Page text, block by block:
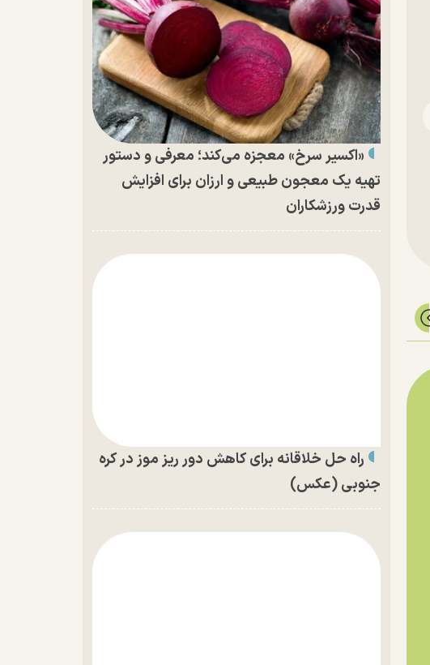
«اکسیر سرخ» معجزه می‌کند؛ معرفی و دستور
تهیه یک معجون طبیعی و ارزان برای افزایش
قدرت ورزشکاران
راه حل خلاقانه برای کاهش دور ریز موز در کره
جنوبی (عکس)